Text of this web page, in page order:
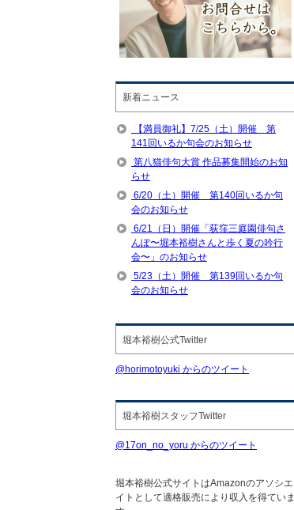
新着ニュース
【満員御礼】7/25（土）開催 第
141回いるか句会のお知らせ
第八猫俳句大賞 作品募集開始のお知
らせ
6/20（土）開催 第140回いるか句
会のお知らせ
6/21（日）開催「荻窪三庭園俳句さ
んぽ〜堀本裕樹さんと歩く夏の吟行
会〜」のお知らせ
5/23（土）開催 第139回いるか句
会のお知らせ
堀本裕樹公式Twitter
@horimotoyuki からのツイート
堀本裕樹スタッフTwitter
@17on_no_yoru からのツイート
堀本裕樹公式サイトはAmazonのアソシエ
イトとして適格販売により収入を得ていま